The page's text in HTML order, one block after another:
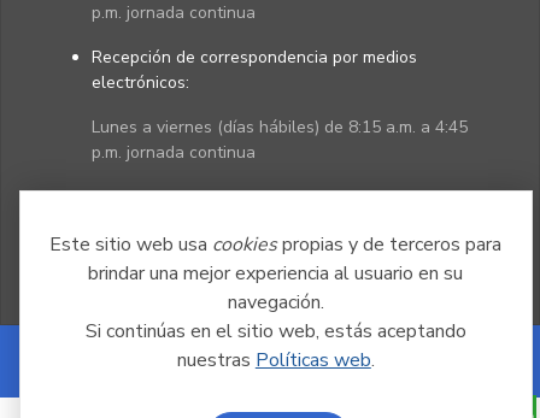
Este sitio web usa cookiespropias y de terceros para
brindar una mejor experiencia al usuario en su
navegación.
Si continúas en el sitio web, estás aceptando
nuestras Políticas web.
p.m. jornada continua
Recepción de correspondencia por medios
electrónicos:
Lunes a viernes (días hábiles) de 8:15 a.m. a 4:45
p.m. jornada continua
Powered by Nexura